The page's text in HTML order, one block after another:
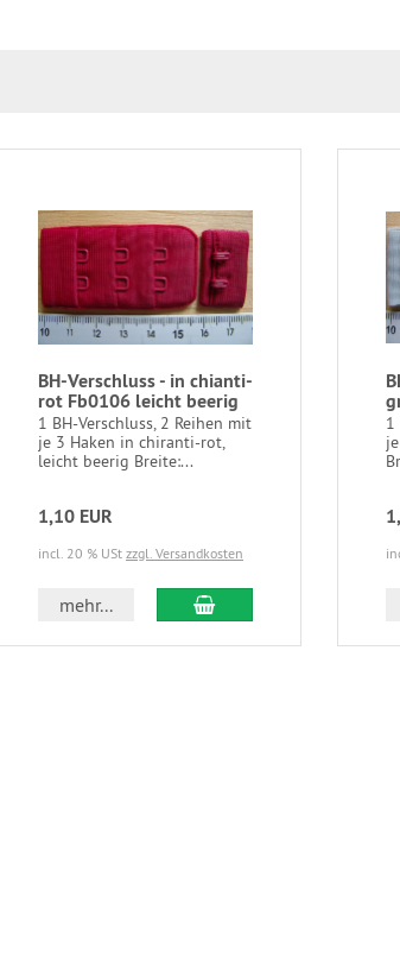
BH-Verschluss - in chianti-
rot Fb0106 leicht beerig
1 BH-Verschluss, 2 Reihen mit
je 3 Haken in chiranti-rot,
leicht beerig Breite:...
1,10 EUR
incl. 20 % USt zzgl. Versandkosten
mehr... In den Warenkorb
1